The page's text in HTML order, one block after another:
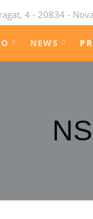
4 - 20834 -
NEWS